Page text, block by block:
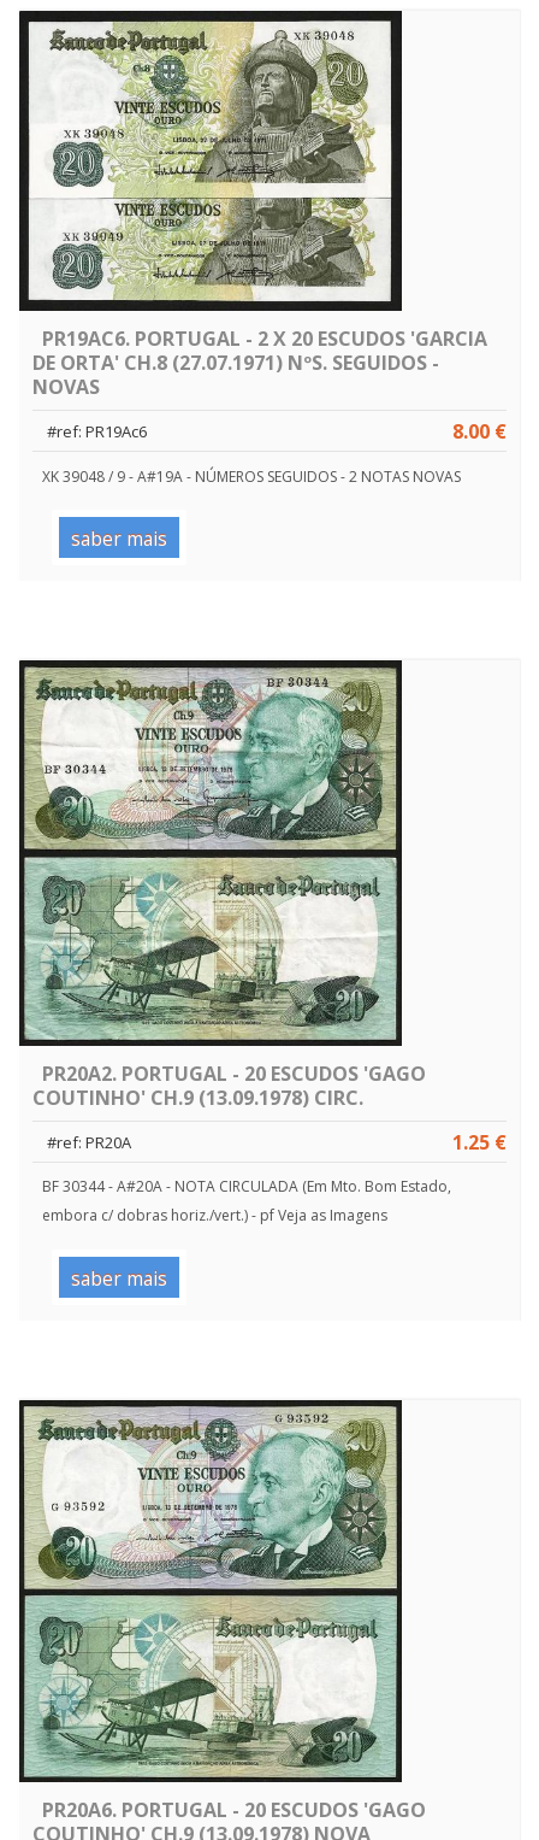
PR19AC6. PORTUGAL - 2 X 20 ESCUDOS 'GARCIA
DE ORTA' CH.8 (27.07.1971) NºS. SEGUIDOS -
NOVAS
8.00 €
#ref: PR19Ac6
XK 39048 / 9 - A#19A - NÚMEROS SEGUIDOS - 2 NOTAS NOVAS
saber mais
PR20A2. PORTUGAL - 20 ESCUDOS 'GAGO
COUTINHO' CH.9 (13.09.1978) CIRC.
1.25 €
#ref: PR20A
BF 30344 - A#20A - NOTA CIRCULADA (Em Mto. Bom Estado,
embora c/ dobras horiz./vert.) - pf Veja as Imagens
saber mais
PR20A6. PORTUGAL - 20 ESCUDOS 'GAGO
COUTINHO' CH.9 (13.09.1978) NOVA